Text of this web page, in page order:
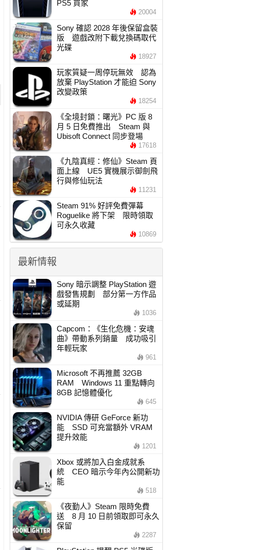
PS5 買家
20004
Sony 確認 2028 年後保留盒裝
版 遊戲改附下載兌換碼取代
光碟
18927
玩家質疑一周停玩無效 認為
放棄 PlayStation 才能迫 Sony
改變政策
18254
《全境封鎖：曙光》PC 版 8
月 5 日免費推出 Steam 與
Ubisoft Connect 同步登場
17618
《九陰真經：修仙》Steam 頁
面上線 UE5 實機展示御劍飛
行與修仙玩法
11231
Steam 91% 好評免費彈幕
Roguelike 將下架 限時領取
可永久收藏
10869
最新情報
Sony 暗示調整 PlayStation 遊
戲發售規劃 部分第一方作品
或延期
1036
Capcom：《生化危機：安魂
曲》帶動系列銷量 成功吸引
年輕玩家
961
Microsoft 不再推薦 32GB
RAM Windows 11 重點轉向
8GB 記憶體優化
645
NVIDIA 傳研 GeForce 新功
能 SSD 可充當額外 VRAM
提升效能
1201
Xbox 或將加入白金成就系
統 CEO 暗示今年內公開新功
能
518
《夜勤人》Steam 限時免費
送 8 月 10 日前領取即可永久
保留
2287